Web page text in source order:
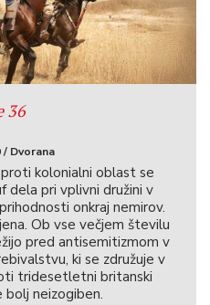
36
/ Dvorana
kolonialni oblast se
dela pri vplivni družini v
onkraj nemirov.
Ob vse večjem številu
pred antisemitizmom v
ki se združuje v
tridesetletni britanski
bolj neizogiben.